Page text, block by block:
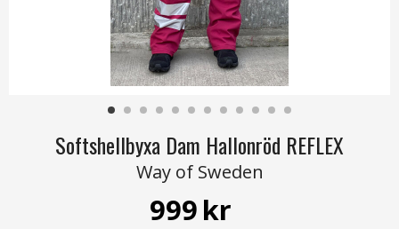
Softshellbyxa Dam Hallonröd REFLEX
Way of Sweden
999kr